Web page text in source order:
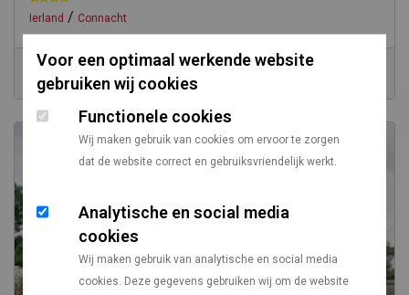
Voor een optimaal werkende website
gebruiken wij cookies
Functionele cookies
Wij maken gebruik van cookies om ervoor te zorgen
dat de website correct en gebruiksvriendelijk werkt.
Analytische en social media
cookies
Wij maken gebruik van analytische en social media
cookies. Deze gegevens gebruiken wij om de website
Ierland / Connacht
Prijs vanaf
n.v.t.
Vanaf Utrecht